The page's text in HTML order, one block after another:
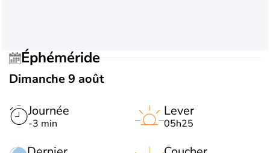
Éphéméride
Dimanche 9 août
Journée
-3 min
Lever
05h25